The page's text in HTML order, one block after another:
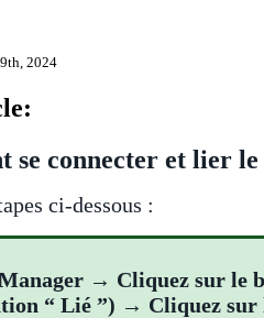
2024
se connecter et lier
ci-dessous :
→ Cliquez sur le
“ Lié ”) → Cliquez sur